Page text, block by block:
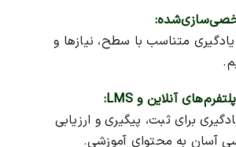
متناسب با سطح، نیازها و
برای ثبت، پیگیری و ارزیابی
آسان به محتوای آموزشی.